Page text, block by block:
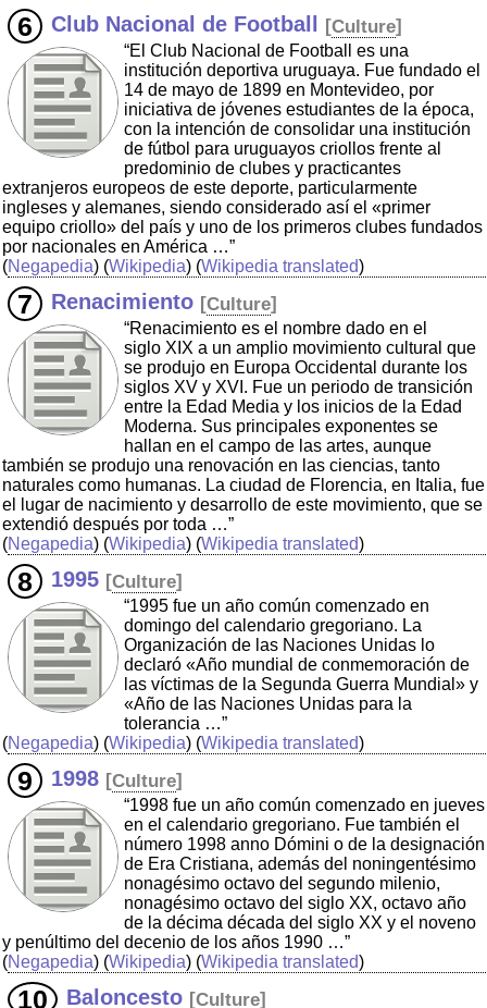
Club Nacional de Football [Culture]
“El Club Nacional de Football es una
institución deportiva uruguaya. Fue fundado el
14 de mayo de 1899 en Montevideo, por
iniciativa de jóvenes estudiantes de la época,
con la intención de consolidar una institución
de fútbol para uruguayos criollos frente al
predominio de clubes y practicantes
extranjeros europeos de este deporte, particularmente
ingleses y alemanes, siendo considerado así el «primer
equipo criollo» del país y uno de los primeros clubes fundados
por nacionales en América …”
(Negapedia) (Wikipedia) (Wikipedia translated)
Renacimiento [Culture]
“Renacimiento es el nombre dado en el
siglo XIX a un amplio movimiento cultural que
se produjo en Europa Occidental durante los
siglos XV y XVI. Fue un periodo de transición
entre la Edad Media y los inicios de la Edad
Moderna. Sus principales exponentes se
hallan en el campo de las artes, aunque
también se produjo una renovación en las ciencias, tanto
naturales como humanas. La ciudad de Florencia, en Italia, fue
el lugar de nacimiento y desarrollo de este movimiento, que se
extendió después por toda …”
(Negapedia) (Wikipedia) (Wikipedia translated)
1995 [Culture]
“1995 fue un año común comenzado en
domingo del calendario gregoriano. La
Organización de las Naciones Unidas lo
declaró «Año mundial de conmemoración de
las víctimas de la Segunda Guerra Mundial» y
«Año de las Naciones Unidas para la
tolerancia …”
(Negapedia) (Wikipedia) (Wikipedia translated)
1998 [Culture]
“1998 fue un año común comenzado en jueves
en el calendario gregoriano. Fue también el
número 1998 anno Dómini o de la designación
de Era Cristiana, además del noningentésimo
nonagésimo octavo del segundo milenio,
nonagésimo octavo del siglo XX, octavo año
de la décima década del siglo XX y el noveno
y penúltimo del decenio de los años 1990 …”
(Negapedia) (Wikipedia) (Wikipedia translated)
Baloncesto [Culture]